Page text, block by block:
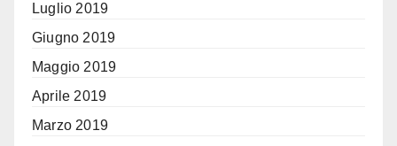
Luglio 2019
Giugno 2019
Maggio 2019
Aprile 2019
Marzo 2019